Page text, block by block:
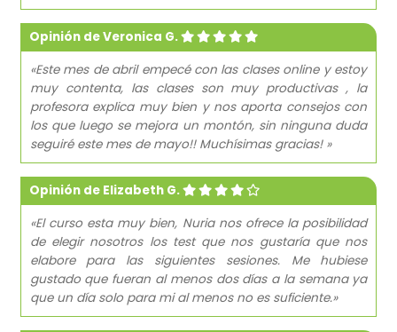
Opinión de Veronica G.
«Este mes de abril empecé con las clases online y estoy
muy contenta, las clases son muy productivas , la
profesora explica muy bien y nos aporta consejos con
los que luego se mejora un montón, sin ninguna duda
seguiré este mes de mayo!! Muchísimas gracias! »
Opinión de Elizabeth G.
«El curso esta muy bien, Nuria nos ofrece la posibilidad
de elegir nosotros los test que nos gustaría que nos
elabore para las siguientes sesiones. Me hubiese
gustado que fueran al menos dos días a la semana ya
que un día solo para mi al menos no es suficiente.»